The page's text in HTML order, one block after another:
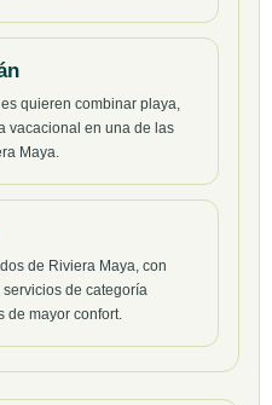
quieren combinar playa,
vacacional en una de las
Maya.
de Riviera Maya, con
de categoría
de mayor confort.